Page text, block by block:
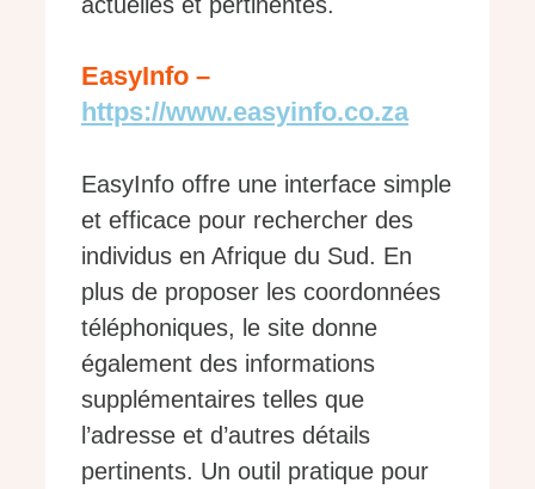
actuelles et pertinentes.
EasyInfo –
https://www.easyinfo.co.za
EasyInfo offre une interface simple
et efficace pour rechercher des
individus en Afrique du Sud. En
plus de proposer les coordonnées
téléphoniques, le site donne
également des informations
supplémentaires telles que
l’adresse et d’autres détails
pertinents. Un outil pratique pour